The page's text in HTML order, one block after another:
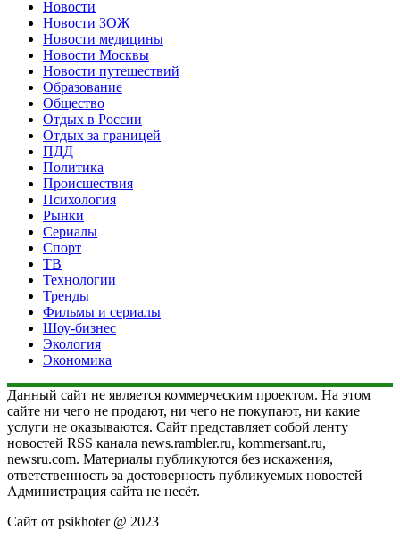
Новости
Новости ЗОЖ
Новости медицины
Новости Москвы
Новости путешествий
Образование
Общество
Отдых в России
Отдых за границей
ПДД
Политика
Происшествия
Психология
Рынки
Сериалы
Спорт
ТВ
Технологии
Тренды
Фильмы и сериалы
Шоу-бизнес
Экология
Экономика
Данный сайт не является коммерческим проектом. На этом
сайте ни чего не продают, ни чего не покупают, ни какие
услуги не оказываются. Сайт представляет собой ленту
новостей RSS канала news.rambler.ru, kommersant.ru,
newsru.com. Материалы публикуются без искажения,
ответственность за достоверность публикуемых новостей
Администрация сайта не несёт.
Сайт от psikhoter @ 2023